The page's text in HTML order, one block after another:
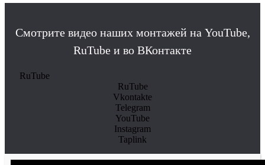
Смотрите видео наших монтажей на YouTube,
RuTube и во ВКонтакте
RuTube
RuTube
Vkontakte
Telegram
YouTube
Instagram
Taplink